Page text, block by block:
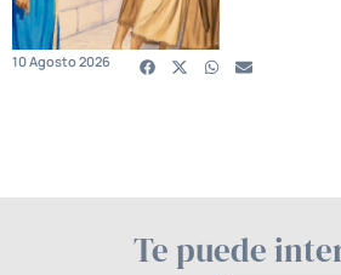
10 Agosto 2026
Te puede